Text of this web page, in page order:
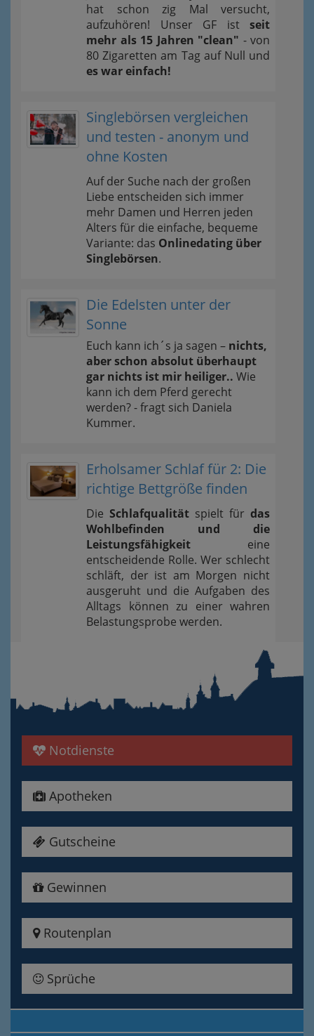
hat schon zig Mal versucht,
aufzuhören! Unser GF ist seit
mehr als 15 Jahren "clean" - von
80 Zigaretten am Tag auf Null und
es war einfach!
Singlebörsen vergleichen
und testen - anonym und
ohne Kosten
Auf der Suche nach der großen
Liebe entscheiden sich immer
mehr Damen und Herren jeden
Alters für die einfache, bequeme
Variante: das Onlinedating über
Singlebörsen.
Die Edelsten unter der
Sonne
Euch kann ich´s ja sagen – nichts,
aber schon absolut überhaupt
gar nichts ist mir heiliger.. Wie
kann ich dem Pferd gerecht
werden? - fragt sich Daniela
Kummer.
Erholsamer Schlaf für 2: Die
richtige Bettgröße finden
Die Schlafqualität spielt für das
Wohlbefinden und die
Leistungsfähigkeit eine
entscheidende Rolle. Wer schlecht
schläft, der ist am Morgen nicht
ausgeruht und die Aufgaben des
Alltags können zu einer wahren
Belastungsprobe werden.
Notdienste
Apotheken
Gutscheine
Gewinnen
Routenplan
Sprüche